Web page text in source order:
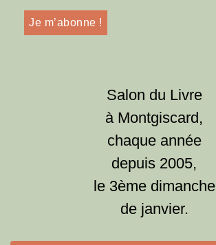
Salon du Livre
à Montgiscard,
chaque année
depuis 2005,
le 3ème dimanche
de janvier.